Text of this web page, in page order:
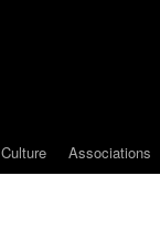
Culture Associations